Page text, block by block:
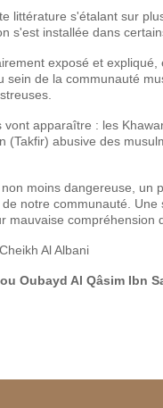
littérature s'étalant sur
s'est installée dans
exposé et
de la communauté
apparaître : les
abusive des
moins dangereuse, un
notre communauté.
compréhension
Al Albani
Oubayd Al Qâsim Ibn